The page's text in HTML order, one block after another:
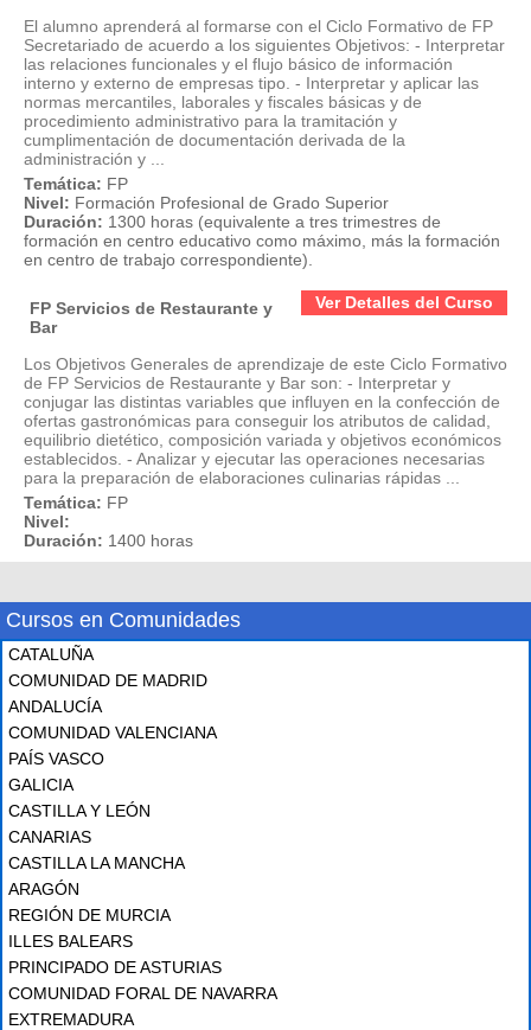
El alumno aprenderá al formarse con el Ciclo Formativo de FP
Secretariado de acuerdo a los siguientes Objetivos: - Interpretar
las relaciones funcionales y el flujo básico de información
interno y externo de empresas tipo. - Interpretar y aplicar las
normas mercantiles, laborales y fiscales básicas y de
procedimiento administrativo para la tramitación y
cumplimentación de documentación derivada de la
administración y ...
Temática: FP
Nivel: Formación Profesional de Grado Superior
Duración: 1300 horas (equivalente a tres trimestres de
formación en centro educativo como máximo, más la formación
en centro de trabajo correspondiente).
Ver Detalles del Curso
FP Servicios de Restaurante y
Bar
Los Objetivos Generales de aprendizaje de este Ciclo Formativo
de FP Servicios de Restaurante y Bar son: - Interpretar y
conjugar las distintas variables que influyen en la confección de
ofertas gastronómicas para conseguir los atributos de calidad,
equilibrio dietético, composición variada y objetivos económicos
establecidos. - Analizar y ejecutar las operaciones necesarias
para la preparación de elaboraciones culinarias rápidas ...
Temática: FP
Nivel:
Duración: 1400 horas
Cursos en Comunidades
CATALUÑA
COMUNIDAD DE MADRID
ANDALUCÍA
COMUNIDAD VALENCIANA
PAÍS VASCO
GALICIA
CASTILLA Y LEÓN
CANARIAS
CASTILLA LA MANCHA
ARAGÓN
REGIÓN DE MURCIA
ILLES BALEARS
PRINCIPADO DE ASTURIAS
COMUNIDAD FORAL DE NAVARRA
EXTREMADURA